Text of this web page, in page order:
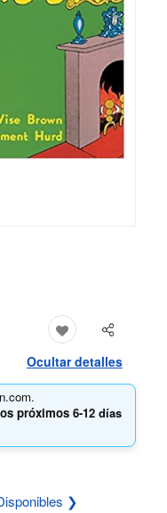
Ocultar detalles
próximos 6-12 días
❯